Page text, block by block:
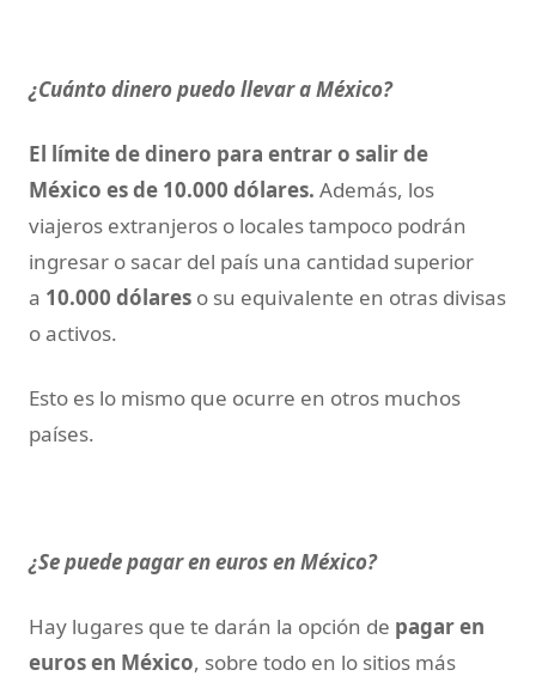
¿Cuánto dinero puedo llevar a México?
El límite de dinero para entrar o salir de
México es de 10.000 dólares. Además, los
viajeros extranjeros o locales tampoco podrán
ingresar o sacar del país una cantidad superior
a 10.000 dólares o su equivalente en otras divisas
o activos.
Esto es lo mismo que ocurre en otros muchos
países.
¿Se puede pagar en euros en México?
Hay lugares que te darán la opción de pagar en
euros en México, sobre todo en lo sitios más